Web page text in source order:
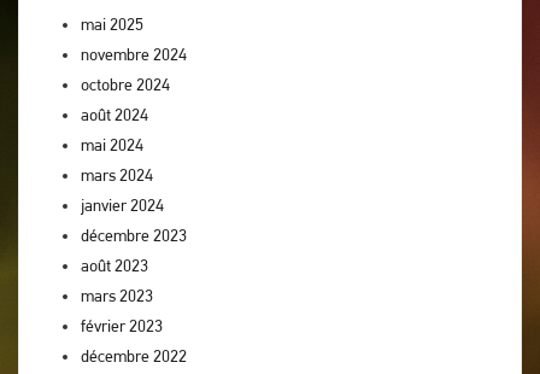
mai 2025
novembre 2024
octobre 2024
août 2024
mai 2024
mars 2024
janvier 2024
décembre 2023
août 2023
mars 2023
février 2023
décembre 2022